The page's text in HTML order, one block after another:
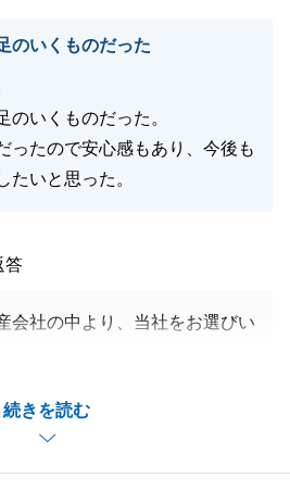
のいくものだった
のいくものだった。
ったので安心感もあり、今後も
たいと思った。
続きを読む
答
会社の中より、当社をお選びい
けたおかげで、スムーズにお取
きたと思っております。
力になれるいことがございまし